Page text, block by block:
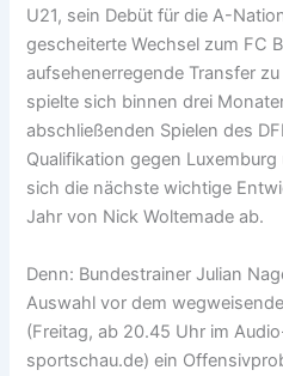
U21, sein Debüt für die A-
gescheiterte Wechsel zum FC
aufsehenerregende Transfer
spielte sich binnen drei
abschließenden Spielen des
Qualifikation gegen
sich die nächste wichtige
Jahr von Nick Woltemade ab.
Denn: Bundestrainer Julian
Auswahl vor dem
(Freitag, ab 20.45 Uhr im
sportschau.de) ein